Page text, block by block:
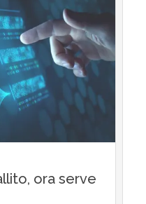
ora serve